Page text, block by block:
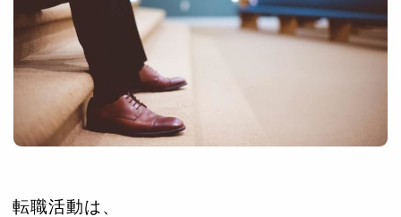
転職活動は、